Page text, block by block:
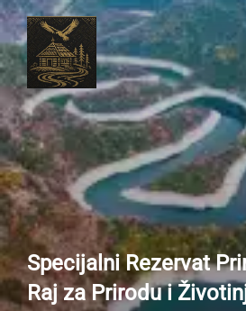
Skip
to
content
Specijalni Rezervat
Raj za Prirodu i